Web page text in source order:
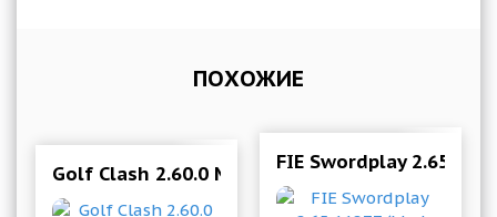
ПОХОЖИЕ
Golf Clash 2.60.0 Мод (много денег)
FIE Swordplay